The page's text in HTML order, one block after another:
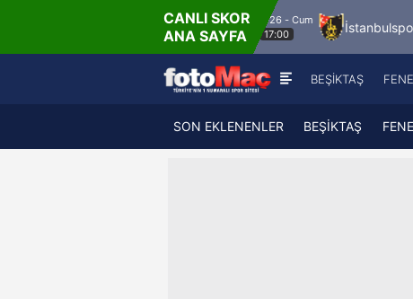
CANLI SKOR
ANA SAYFA
8.8.2026 - Cum
17:00
İstanbulspor
BEŞİKTAŞ
SON EKLENENLER BEŞİKTAŞ